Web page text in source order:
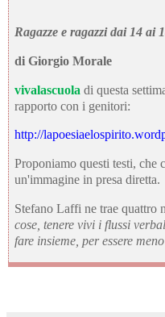
Ragazze e ragazzi dai 14
di Giorgio Morale
vivalascuoladi questa
rapporto con i genitori:
http://
Proponiamo questi testi,
un'immagine in presa diretta.
Stefano Laffi ne trae quattro
cose, tenere vivi i flussi
fare insieme, per essere